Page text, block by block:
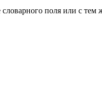
поля или с тем